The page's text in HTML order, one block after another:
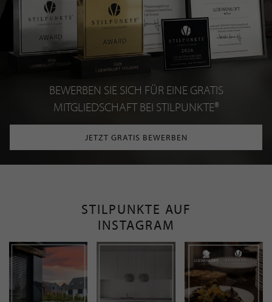
BEWERBEN SIE SICH FÜR EINE GRATIS
MITGLIEDSCHAFT BEI STILPUNKTE®
JETZT GRATIS BEWERBEN
STILPUNKTE AUF
INSTAGRAM